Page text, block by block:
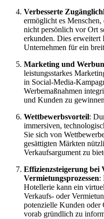
Verbesserte
ermöglicht es Menschen,
nicht persönlich vor Ort
erkunden. Dies
Unternehmen für ein
Marketing und
leistungsstarkes
in Social-Media-
Werbemaßnahmen
und Kunden zu
Wettbewerbsvorteil:
immersiven,
Sie sich von
gesättigten Märkten
Verkaufsargument zu
Effizienzsteigerung bei
Vermietungsprozessen:
Hotellerie kann ein
Verkaufs- oder
potenzielle Kunden oder
vorab gründlich zu